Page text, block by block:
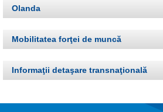
Olanda
Mobilitatea forţei de muncă
Informaţii detaşare transnaţională